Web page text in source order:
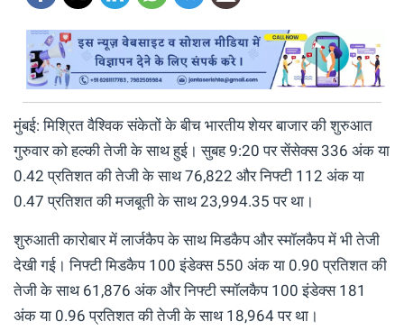
मुंबई: मिश्रित वैश्विक संकेतों के बीच भारतीय शेयर बाजार की शुरुआत
गुरुवार को हल्की तेजी के साथ हुई। सुबह 9:20 पर सेंसेक्स 336 अंक या
0.42 प्रतिशत की तेजी के साथ 76,822 और निफ्टी 112 अंक या
0.47 प्रतिशत की मजबूती के साथ 23,994.35 पर था।
शुरुआती कारोबार में लार्जकैप के साथ मिडकैप और स्मॉलकैप में भी तेजी
देखी गई। निफ्टी मिडकैप 100 इंडेक्स 550 अंक या 0.90 प्रतिशत की
तेजी के साथ 61,876 अंक और निफ्टी स्मॉलकैप 100 इंडेक्स 181
अंक या 0.96 प्रतिशत की तेजी के साथ 18,964 पर था।